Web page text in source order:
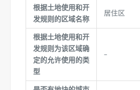
根据土地使用和开
发规则的区域名称
居住区
根据土地使用和开
发规则为该区域确
定的允许使用的类
型
–